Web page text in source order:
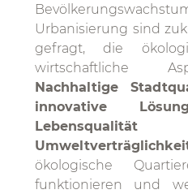
Urbanisierung sind
gefragt, die
wirtschaftliche
Nachhaltige
innovative
ökologische
funktionieren und